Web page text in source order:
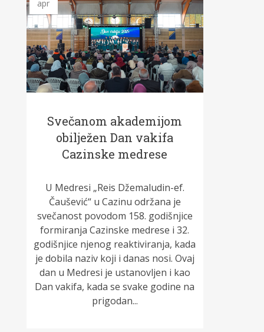
apr
Svečanom akademijom
obilježen Dan vakifa
Cazinske medrese
U Medresi „Reis Džemaludin-ef.
Čaušević“ u Cazinu održana je
svečanost povodom 158. godišnjice
formiranja Cazinske medrese i 32.
godišnjice njenog reaktiviranja, kada
je dobila naziv koji i danas nosi. Ovaj
dan u Medresi je ustanovljen i kao
Dan vakifa, kada se svake godine na
prigodan...